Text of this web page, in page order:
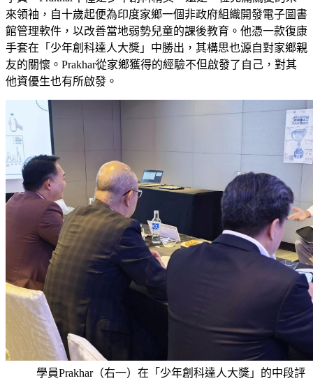
來領袖，自十歲起便為印度家鄉一個非政府組織開發電子圖書
館管理軟件，以改善當地弱勢兒童的課後教育。他憑一款復康
手套在「少年創科達人大獎」中勝出，其構思也源自對家鄉親
友的關懷。Prakhar從家鄉獲得的經驗不但啟發了自己，對其
他資優生也有所啟發。
學員Prakhar（右一）在「少年創科達人大獎」的中段評